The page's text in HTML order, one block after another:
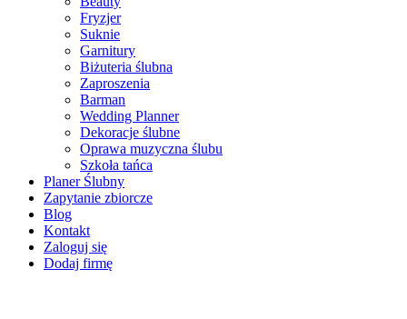
Fryzjer
Suknie
Garnitury
Biżuteria ślubna
Zaproszenia
Barman
Wedding Planner
Dekoracje ślubne
Oprawa muzyczna ślubu
Szkoła tańca
Planer Ślubny
Zapytanie zbiorcze
Blog
Kontakt
Zaloguj się
Dodaj firmę